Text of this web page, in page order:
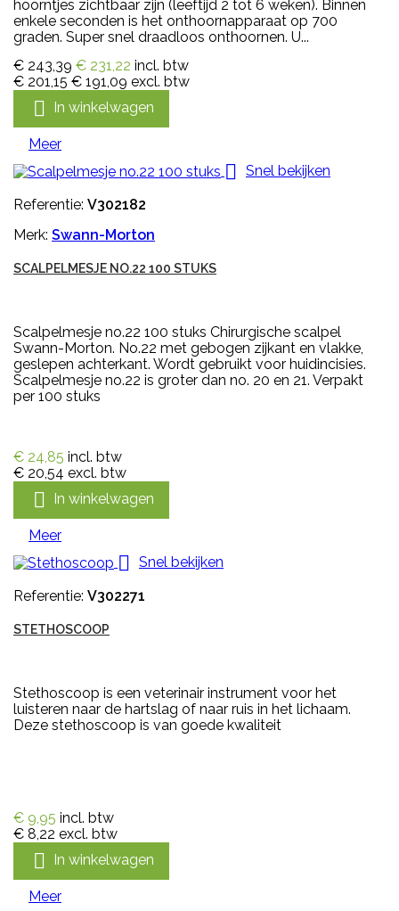
hoorntjes zichtbaar zijn (leeftijd 2 tot 6 weken). Binnen
enkele seconden is het onthoornapparaat op 700
graden. Super snel draadloos onthoornen. U...
€ 243,39 € 231,22 incl. btw
€ 201,15 € 191,09 excl. btw
 In winkelwagen
Meer
 Snel bekijken
Referentie: V302182
Merk: Swann-Morton
SCALPELMESJE NO.22 100 STUKS
Scalpelmesje no.22 100 stuks Chirurgische scalpel
Swann-Morton. No.22 met gebogen zijkant en vlakke,
geslepen achterkant. Wordt gebruikt voor huidincisies.
Scalpelmesje no.22 is groter dan no. 20 en 21. Verpakt
per 100 stuks
€ 24,85 incl. btw
€ 20,54 excl. btw
 In winkelwagen
Meer
 Snel bekijken
Referentie: V302271
STETHOSCOOP
Stethoscoop is een veterinair instrument voor het
luisteren naar de hartslag of naar ruis in het lichaam.
Deze stethoscoop is van goede kwaliteit
€ 9,95 incl. btw
€ 8,22 excl. btw
 In winkelwagen
Meer